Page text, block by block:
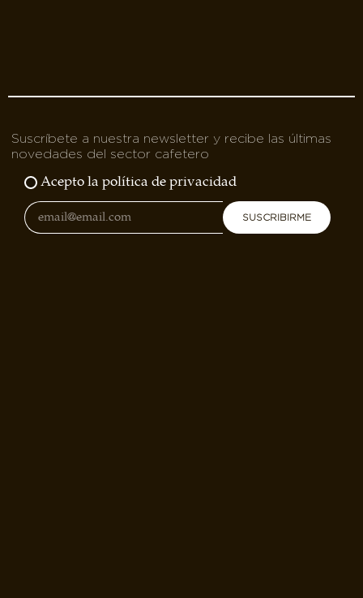
Suscríbete a nuestra newsletter y recibe las últimas
novedades del sector cafetero
Acepto la política de privacidad
SUSCRIBIRME